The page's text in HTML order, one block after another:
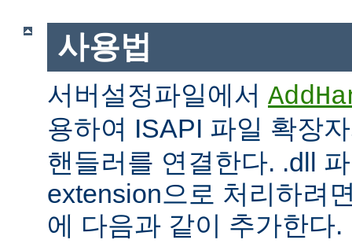
사용법
서버설정파일에서
용하여 ISAPI 파일 확장
핸들러를 연결한다. .dll
extension으로 처리하려
에 다음과 같이 추가한다.